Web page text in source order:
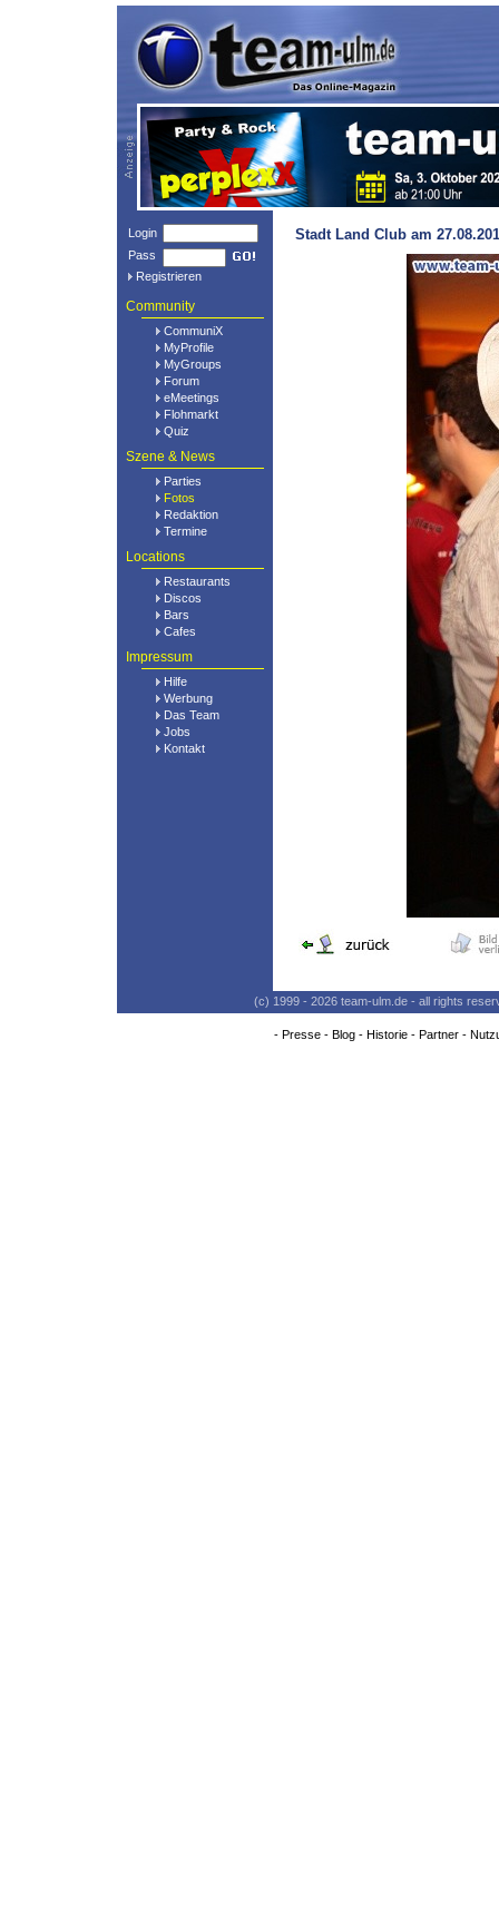
Login
Pass
Registrieren
Community
CommuniX
MyProfile
MyGroups
Forum
eMeetings
Flohmarkt
Quiz
Szene & News
Parties
Fotos
Redaktion
Termine
Locations
Restaurants
Discos
Bars
Cafes
Impressum
Hilfe
Werbung
Das Team
Jobs
Kontakt
Stadt Land Club am
(c) 1999 - 2026 team-ulm.de - all rights
- Presse- Blog- Historie- Partner-